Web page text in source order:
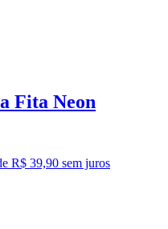
Fita Neon
R$ 39,90 sem juros